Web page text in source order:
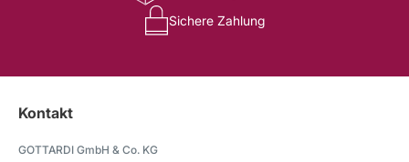
Sichere Zahlung
Kontakt
GOTTARDI GmbH & Co. KG